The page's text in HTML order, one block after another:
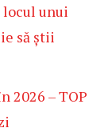
locul unui
să știi
2026 – TOP